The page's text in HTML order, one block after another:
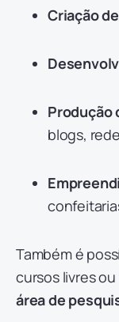
Criação
Produção
blogs,
Também é
cursos livres
área de